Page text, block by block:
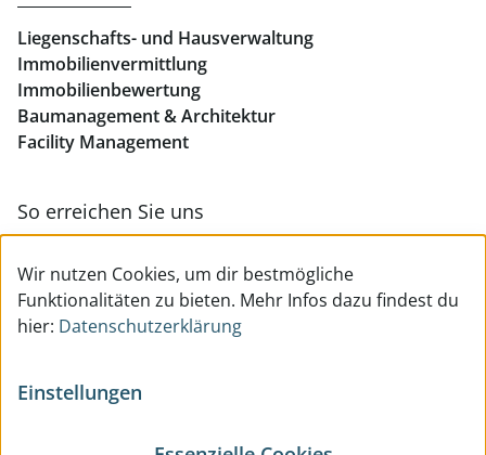
Liegenschafts- und Hausverwaltung
Immobilienvermittlung
Immobilienbewertung
Baumanagement & Architektur
Facility Management
So erreichen Sie uns
Wir nutzen Cookies, um dir bestmögliche
Funktionalitäten zu bieten. Mehr Infos dazu findest du
hier: Datenschutzerklärung
Einstellungen